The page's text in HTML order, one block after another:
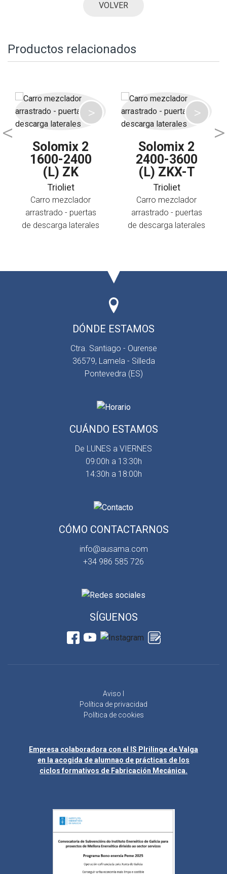
VOLVER
Productos relacionados
Solomix 2
1600-2400
(L) ZK
Trioliet
Carro mezclador
arrastrado - puertas
de descarga laterales
Solomix 2
2400-3600
(L) ZKX-T
Trioliet
Carro mezclador
arrastrado - puertas
de descarga laterales
DÓNDE ESTAMOS
Ctra. Santiago - Ourense
36579, Lamela - Silleda
Pontevedra (ES)
CUÁNDO ESTAMOS
De LUNES a VIERNES
09:00h a 13:30h
14:30h a 18:00h
CÓMO CONTACTARNOS
info@ausama.com
+34 986 585 726
SÍGUENOS
Aviso l
Política de privacidad
Política de cookies
Empresa colaboradora con el IS Plrilinge de Valga
en la acogida de alumnao de prácticas de los
ciclos formativos de Fabricación Mecánica.